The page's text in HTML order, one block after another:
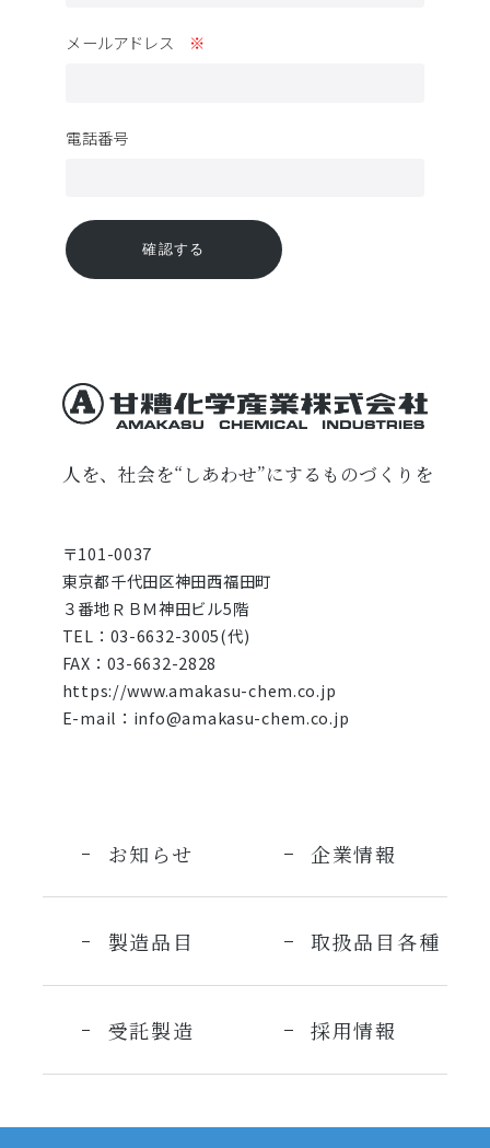
メールアドレス ※
電話番号
人を、社会を“しあわせ”にするものづくりを
〒101-0037
東京都千代田区神田西福田町
３番地ＲＢＭ神田ビル5階
TEL：03-6632-3005(代)
FAX：03-6632-2828
https://www.amakasu-chem.co.jp
E-mail： info@amakasu-chem.co.jp
お知らせ 企業情報
製造品目 取扱品目各種
受託製造 採用情報